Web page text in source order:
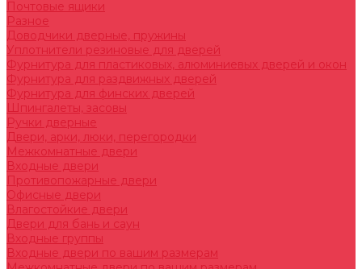
Почтовые ящики
Разное
Доводчики дверные, пружины
Уплотнители резиновые для дверей
Фурнитура для пластиковых, алюминиевых дверей и окон
Фурнитура для раздвижных дверей
Фурнитура для финских дверей
Шпингалеты, засовы
Ручки дверные
Двери, арки, люки, перегородки
Межкомнатные двери
Входные двери
Противопожарные двери
Офисные двери
Влагостойкие двери
Двери для бань и саун
Входные группы
Входные двери по вашим размерам